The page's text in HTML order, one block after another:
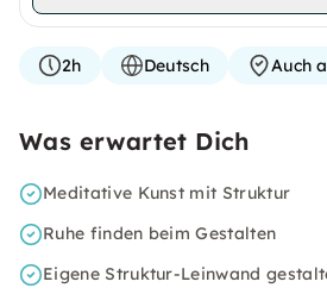
2h Deutsch Auch
Was erwartet Dich
Meditative Kunst mit Struktur
Ruhe finden beim Gestalten
Eigene Struktur-Leinwand